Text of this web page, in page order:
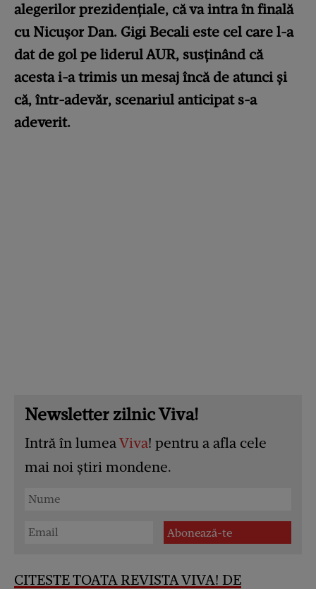
alegerilor prezidențiale, că va intra în finală
cu Nicușor Dan. Gigi Becali este cel care l-a
dat de gol pe liderul AUR, susținând că
acesta i-a trimis un mesaj încă de atunci și
că, într-adevăr, scenariul anticipat s-a
adeverit.
Newsletter zilnic Viva!
Intră în lumeaViva! pentru a afla cele
mai noi știri mondene.
CITESTE TOATA REVISTA VIVA! DE